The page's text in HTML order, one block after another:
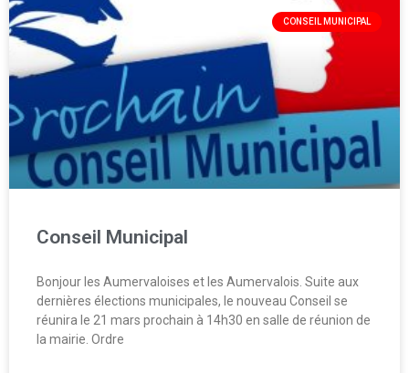
CONSEIL MUNICIPAL
Conseil Municipal
Bonjour les Aumervaloises et les Aumervalois. Suite aux
dernières élections municipales, le nouveau Conseil se
réunira le 21 mars prochain à 14h30 en salle de réunion de
la mairie. Ordre